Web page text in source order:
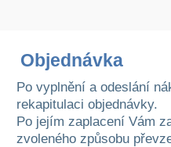
Objednávka
Po vyplnění a odeslání
rekapitulaci objednávky.
Po jejím zaplacení Vám
zvoleného způsobu